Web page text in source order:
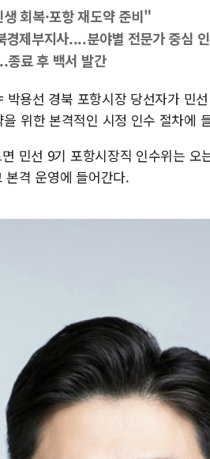
회복·포항 재도약 준비"
경제부지사....분야별 전문가 중심
종료 후 백서 발간
용선 경북 포항시장 당선자가 민
위한 본격적인 시정 인수 절차에
민선 9기 포항시장직 인수위는 오
본격 운영에 들어간다.